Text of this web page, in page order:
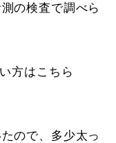
の検査で調べら
方はこちら
ので、多少太っ